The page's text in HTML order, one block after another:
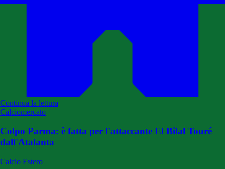
Continua la lettura
Calciomercato
Colpo Parma: è fatta per l'attaccante El Bilal Touré
dall'Atalanta
Calcio Estero